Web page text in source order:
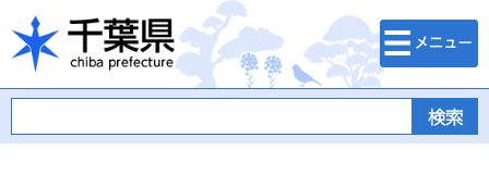
千葉県
検索・メニュ
ー